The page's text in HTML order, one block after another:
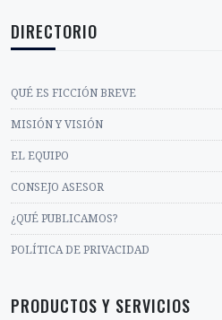
DIRECTORIO
QUÉ ES FICCIÓN BREVE
MISIÓN Y VISIÓN
EL EQUIPO
CONSEJO ASESOR
¿QUÉ PUBLICAMOS?
POLÍTICA DE PRIVACIDAD
PRODUCTOS Y SERVICIOS